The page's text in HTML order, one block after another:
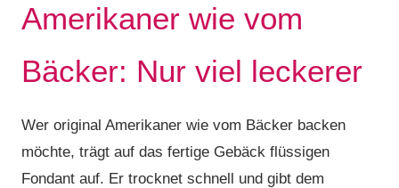
Amerikaner wie vom
Bäcker: Nur viel leckerer
Wer original Amerikaner wie vom Bäcker backen
möchte, trägt auf das fertige Gebäck flüssigen
Fondant auf. Er trocknet schnell und gibt dem